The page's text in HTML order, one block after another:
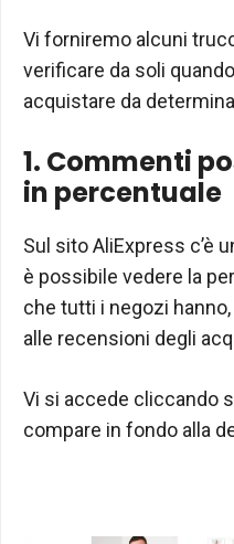
Vi forniremo alcuni
verificare da soli
acquistare da
1. Commenti
in percentuale
Sul sito AliExpress c’è
è possibile vedere la
che tutti i negozi
alle recensioni degli
Vi si accede cliccando
compare in fondo alla